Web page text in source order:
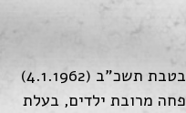
בן רבקה וחיים, נולד ביום כ"ח בטבת תשכ"ב (4.1.1962)
מרובת ילדים, בעלת